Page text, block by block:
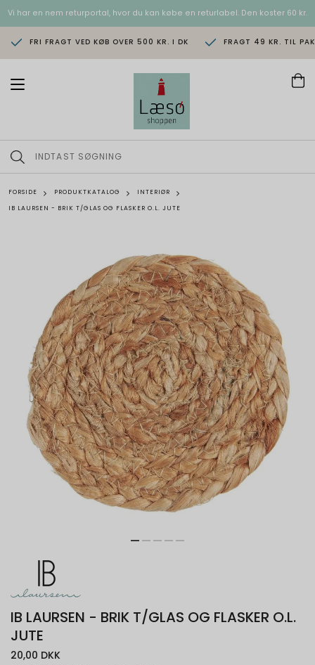
Vi har en nem returportal, hvor du kan købe en returlabel. Den koster 60 kr.
FRI FRAGT VED KØB OVER 500 KR. I DK FRAGT 49 KR. TIL
T
n
a
i
g
FORSIDE PRODUKTKATALOG
INTERIØR
IB LAURSEN - BRIK T/GLAS OG FLASKER O.L. JUTE
IB LAURSEN - BRIK T/GLAS OG FLASKER O.L.
JUTE
20,00 DKK